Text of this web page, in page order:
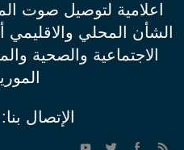
اعلامية لتوصيل صوت
الشأن المحلي والاقليمي
الاجتماعية والصحية
الإتصال بنا: